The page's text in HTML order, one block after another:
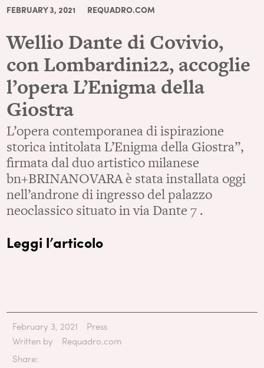
FEBRUARY 3, 2021 REQUADRO.COM
Wellio Dante di Covivio,
con Lombardini22, accoglie
l’opera L’Enigma della
Giostra
L’opera contemporanea di ispirazione
storica intitolata L’Enigma della Giostra”,
firmata dal duo artistico milanese
bn+BRINANOVARA è stata installata oggi
nell’androne di ingresso del palazzo
neoclassico situato in via Dante 7 .
Leggi l’articolo
February 3, 2021
Press
Written by
Requadro.com
Share: